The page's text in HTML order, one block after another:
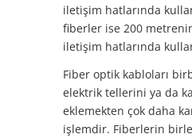
iletişim hatlarında
fiberler ise 200
iletişim hatlarında
Fiber optik kabloları
elektrik tellerini ya da
eklemekten çok daha
işlemdir. Fiberlerin